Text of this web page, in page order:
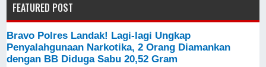
FEATURED POST
Bravo Polres Landak! Lagi-lagi Ungkap
Penyalahgunaan Narkotika, 2 Orang Diamankan
dengan BB Diduga Sabu 20,52 Gram